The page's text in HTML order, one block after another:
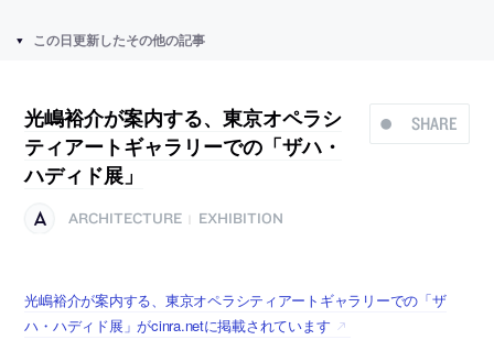
この日更新したその他の記事
SHARE
光嶋裕介が案内する、東京オペラシ
ティアートギャラリーでの「ザハ・
ハディド展」
ARCHITECTURE EXHIBITION
光嶋裕介が案内する、東京オペラシティアートギャラリーでの「ザ
ハ・ハディド展」がcinra.netに掲載されています